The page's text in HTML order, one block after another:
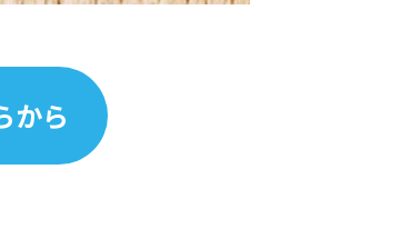
から